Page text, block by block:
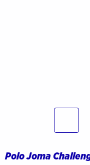
Polo Joma